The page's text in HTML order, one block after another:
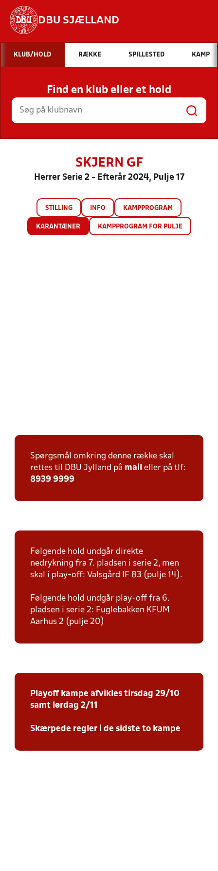
DBU SJÆLLAND
Hvad vil du søge efter?
INDHOLD OG NYHEDER
STILLINGER, RESULTATER, KLUBBER OG
HOLD
KLUB/HOLD RÆKKE SPILLESTED KAMP
Find en klub eller et hold
SKJERN GF
Herrer Serie 2 - Efterår 2024, Pulje 17
STILLING INFO KAMPPROGRAM
KARANTÆNER KAMPPROGRAM FOR PULJE
Spørgsmål omkring denne række skal
rettes til DBU Jylland på mail eller på tlf:
8939 9999
Følgende hold undgår direkte
nedrykning fra 7. pladsen i serie 2, men
skal i play-off: Valsgård IF 83 (pulje 14).
Følgende hold undgår play-off fra 6.
pladsen i serie 2: Fuglebakken KFUM
Aarhus 2 (pulje 20)
Playoff kampe afvikles tirsdag 29/10
samt lørdag 2/11
Skærpede regler i de sidste to kampe